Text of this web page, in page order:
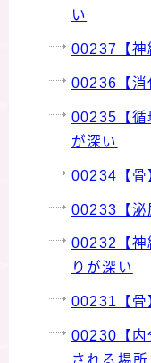
い
00237【神
00236【消
00235【循
が深い
00234【骨
00233【泌
00232【神
りが深い
00231【骨
00230【内